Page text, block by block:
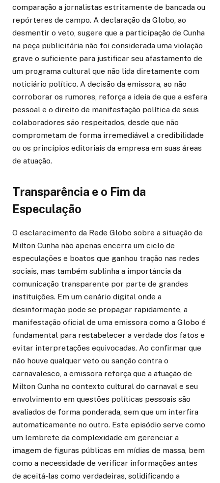
comparação a jornalistas estritamente de bancada ou
repórteres de campo. A declaração da Globo, ao
desmentir o veto, sugere que a participação de Cunha
na peça publicitária não foi considerada uma violação
grave o suficiente para justificar seu afastamento de
um programa cultural que não lida diretamente com
noticiário político. A decisão da emissora, ao não
corroborar os rumores, reforça a ideia de que a esfera
pessoal e o direito de manifestação política de seus
colaboradores são respeitados, desde que não
comprometam de forma irremediável a credibilidade
ou os princípios editoriais da empresa em suas áreas
de atuação.
Transparência e o Fim da
Especulação
O esclarecimento da Rede Globo sobre a situação de
Milton Cunha não apenas encerra um ciclo de
especulações e boatos que ganhou tração nas redes
sociais, mas também sublinha a importância da
comunicação transparente por parte de grandes
instituições. Em um cenário digital onde a
desinformação pode se propagar rapidamente, a
manifestação oficial de uma emissora como a Globo é
fundamental para restabelecer a verdade dos fatos e
evitar interpretações equivocadas. Ao confirmar que
não houve qualquer veto ou sanção contra o
carnavalesco, a emissora reforça que a atuação de
Milton Cunha no contexto cultural do carnaval e seu
envolvimento em questões políticas pessoais são
avaliados de forma ponderada, sem que um interfira
automaticamente no outro. Este episódio serve como
um lembrete da complexidade em gerenciar a
imagem de figuras públicas em mídias de massa, bem
como a necessidade de verificar informações antes
de aceitá-las como verdadeiras, solidificando a